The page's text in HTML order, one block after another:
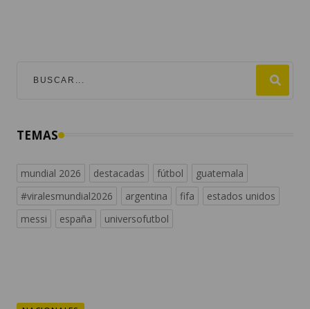
TEMAS
mundial 2026 destacadas fútbol
guatemala
#viralesmundial2026
argentina fifa
estados unidos
messi
españa universofutbol